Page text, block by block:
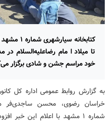
کتابخانه
تا میلاد ا مام رضاعلیه‌السلام
خود مراسم جشن و شادی برگزار
به گزارش روابط عمومی اداره کل
خراسان رضوی، محسن ساجدی‌فر
شماره ۱ مشهد با اعلام این